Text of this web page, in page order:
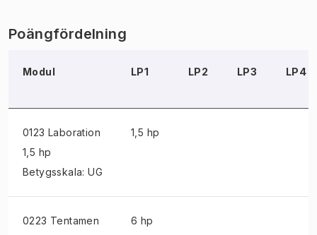
Poängfördelning
Modul LP1 LP2 LP3 LP4
0123 Laboration
1,5 hp
Betygsskala: UG
1,5 hp
0223 Tentamen
6 hp